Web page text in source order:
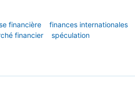
financière finances internationales
financier
spéculation